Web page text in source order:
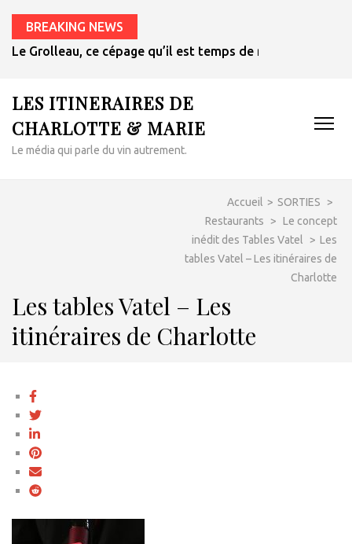
BREAKING NEWS
Le Grolleau, ce cépage qu’il est temps de redécouvrir
LES ITINERAIRES DE
CHARLOTTE & MARIE
Le média qui parle du vin autrement.
Accueil > SORTIES
>
Restaurants
> Le concept
inédit des Tables Vatel
> Les
tables Vatel – Les itinéraires de
Charlotte
Les tables Vatel – Les
itinéraires de Charlotte